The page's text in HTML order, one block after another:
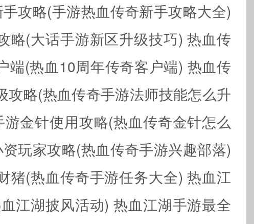
攻略(手游热血传奇新手攻略大全)
略(大话手游新区升级技巧) 热血传
端(热血10周年传奇客户端) 热血传
攻略(热血传奇手游法师技能怎么升
金针使用攻略(热血传奇金针怎么
玩家攻略(热血传奇手游兴趣部落)
猪(热血传奇手游任务大全) 热血江
江湖披风活动) 热血江湖手游最全